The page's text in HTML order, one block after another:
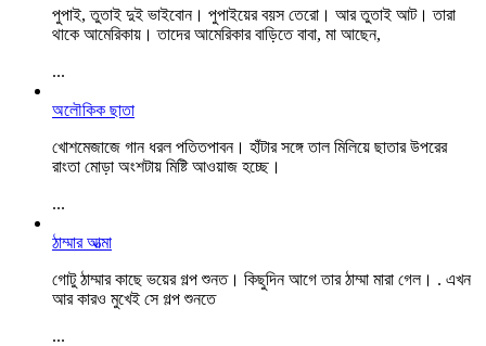
পুপাই, তুতাই দুই ভাইবোন। ‌পুপাইয়ের বয়স তেরো। আর তুতাই আট। তারা
থাকে আমেরিকায়। তাদের আমেরিকার বাড়িতে বাবা, মা আছেন,
...
অলৌকিক ছাতা
খোশমেজাজে গান ধরল পতিতপাবন। হাঁটার সঙ্গে তাল মিলিয়ে ছাতার উপরের
রাংতা মোড়া অংশটায় মিষ্টি আওয়াজ হচ্ছে।
...
ঠাম্মার আত্মা
গোটু ঠাম্মার কাছে ভয়ের গল্প শুনত। কিছুদিন আগে তার ঠাম্মা মারা গেল। . এখন
আর কারও মুখেই সে গল্প শুনতে
...